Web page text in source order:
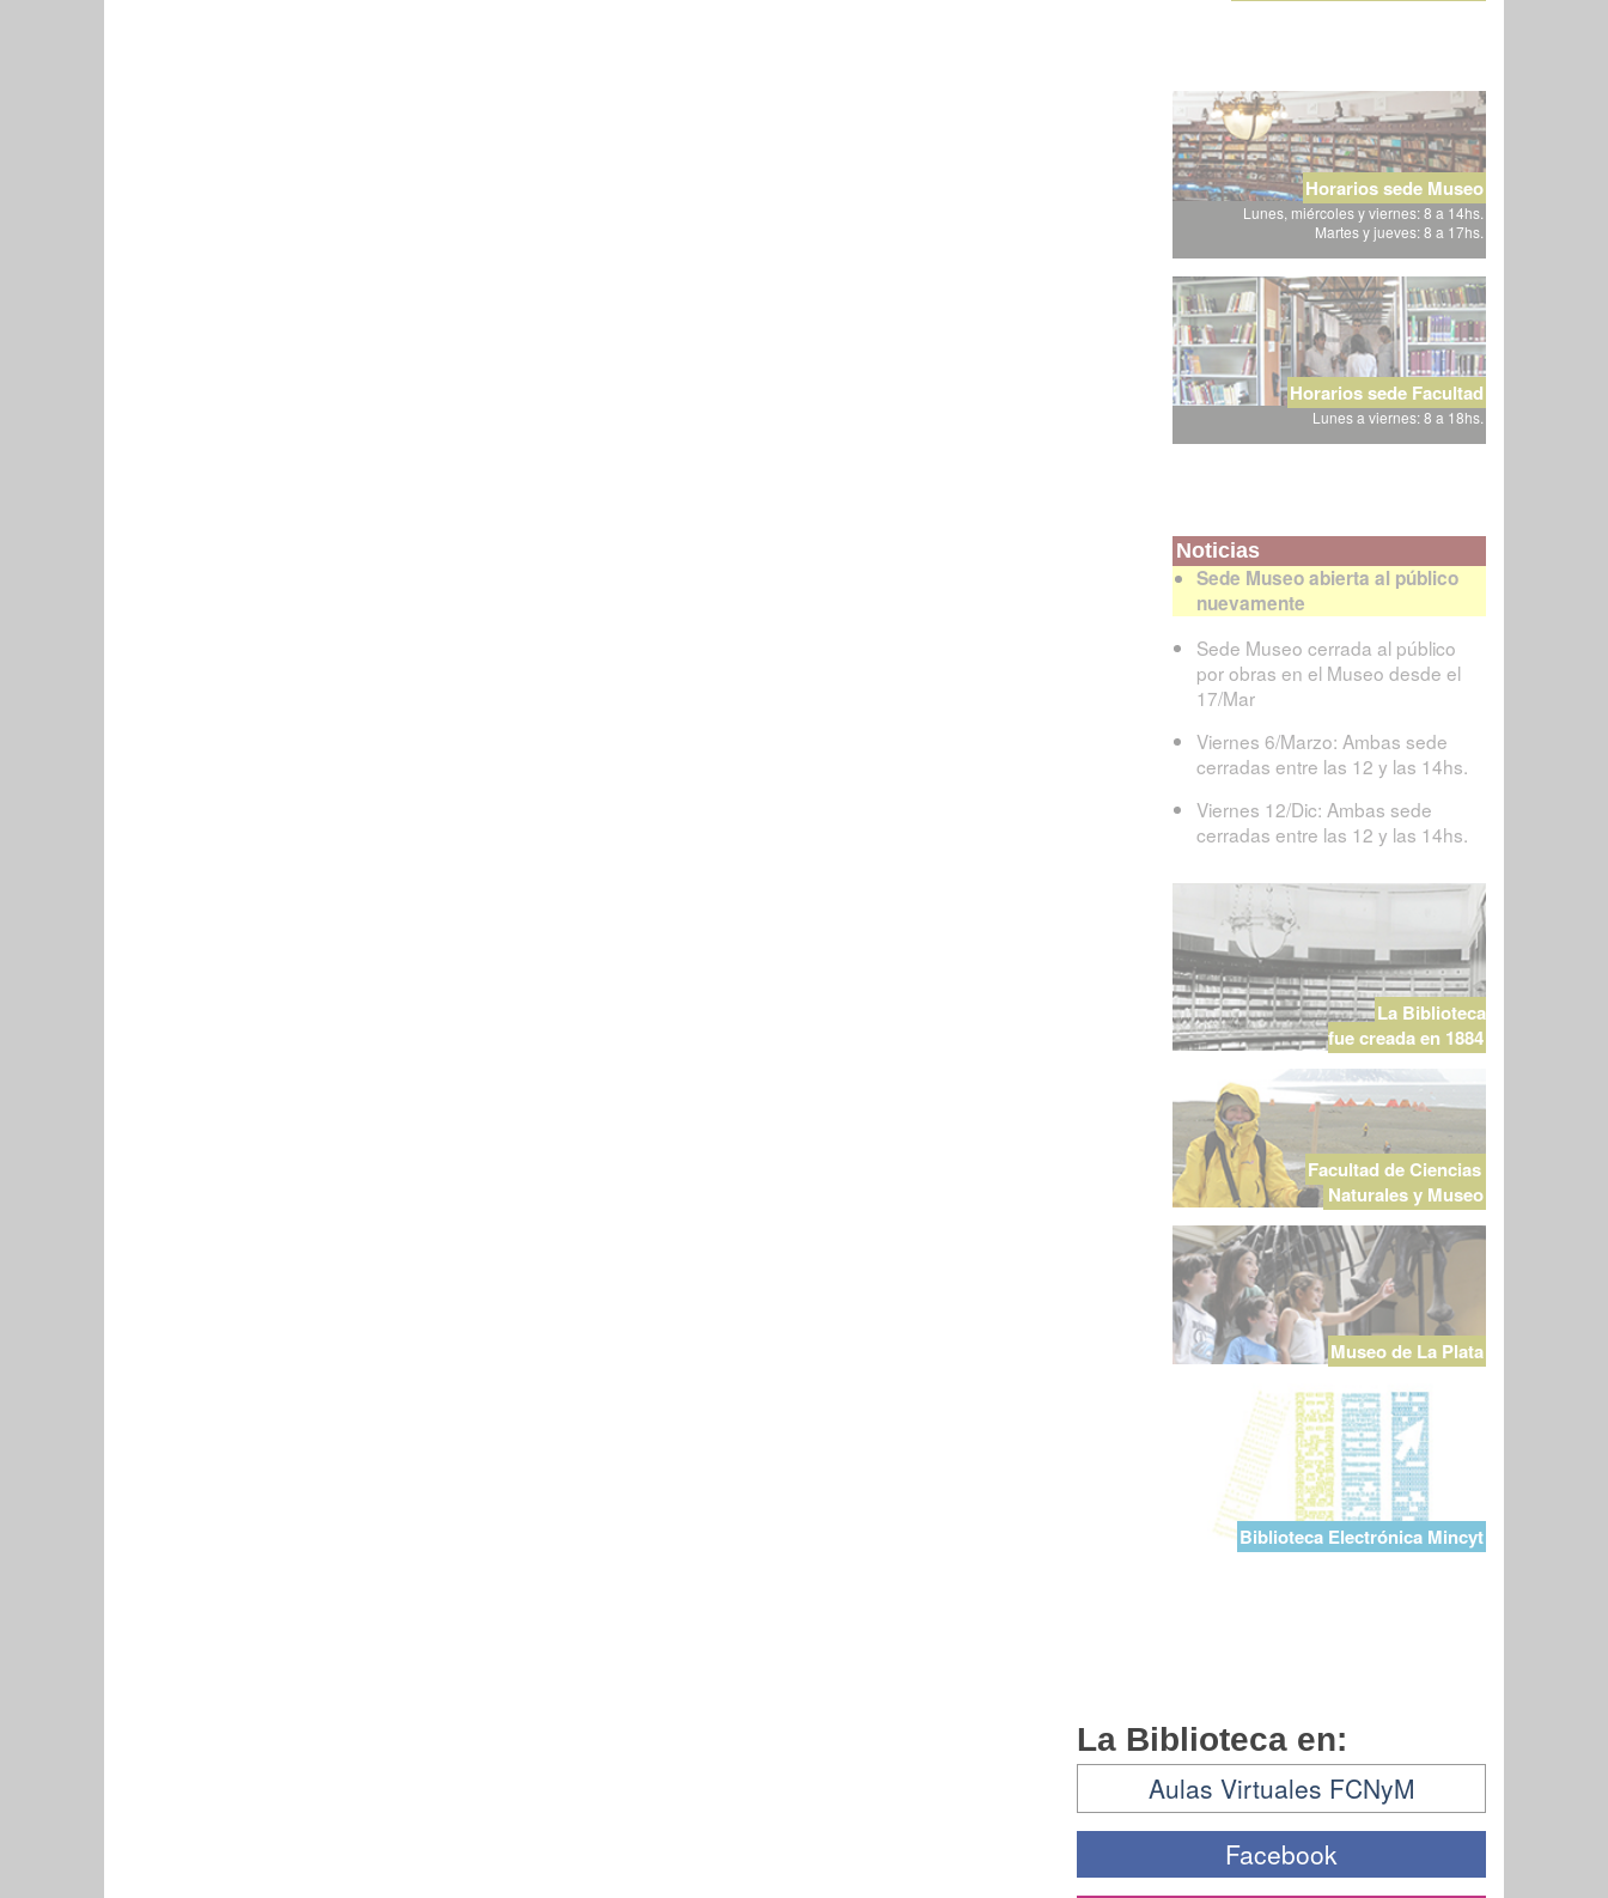
Horarios sede Museo
Lunes, miércoles y viernes: 8 a 14hs.
Martes y jueves: 8 a 17hs.
Horarios sede Facultad
Lunes a viernes: 8 a 18hs.
Noticias
Sede Museo abierta al público
nuevamente
Sede Museo cerrada al público
por obras en el Museo desde el
17/Mar
Viernes 6/Marzo: Ambas sede
cerradas entre las 12 y las 14hs.
Viernes 12/Dic: Ambas sede
cerradas entre las 12 y las 14hs.
La Biblioteca
fue creada en 1884
Facultad de Ciencias
Naturales y Museo
Museo de La Plata
Biblioteca Electrónica Mincyt
La Biblioteca en:
Aulas Virtuales FCNyM
Facebook